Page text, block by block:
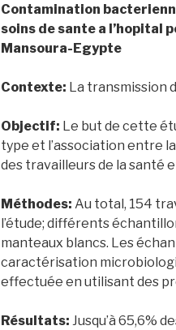
Contamination
soins de sante a l’hopital
Mansoura-Egypte
Contexte: La transmission
Objectif: Le but de cette
type et l’association entre
des travailleurs de la santé
Méthodes: Au total, 154
l’étude; différents
manteaux blancs. Les
caractérisation
effectuée en utilisant des
Résultats: Jusqu’à 65,6%